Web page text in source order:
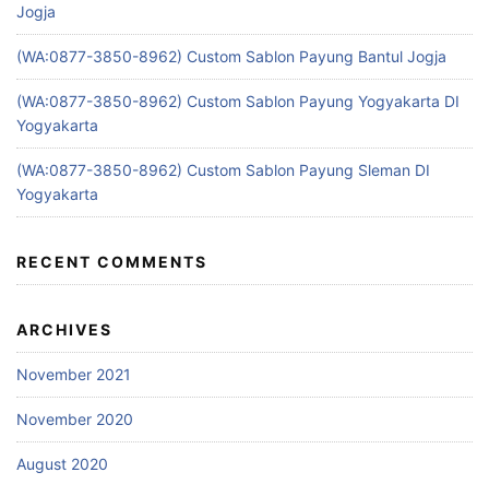
Jogja
(WA:0877-3850-8962) Custom Sablon Payung Bantul Jogja
(WA:0877-3850-8962) Custom Sablon Payung Yogyakarta DI
Yogyakarta
(WA:0877-3850-8962) Custom Sablon Payung Sleman DI
Yogyakarta
RECENT COMMENTS
ARCHIVES
November 2021
November 2020
August 2020